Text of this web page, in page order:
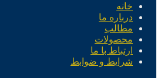
خانه
درباره ما
مطالب
محصولات
ارتباط با ما
شرایط و ضوابط